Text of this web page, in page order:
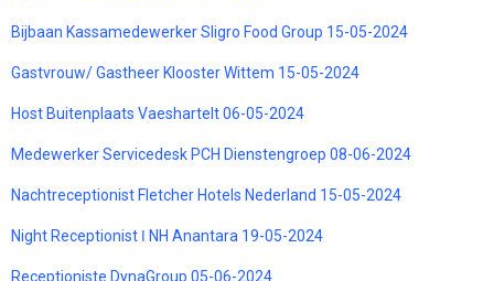
Bijbaan Kassamedewerker Sligro Food Group 15-05-2024
Gastvrouw/ Gastheer Klooster Wittem 15-05-2024
Host Buitenplaats Vaeshartelt 06-05-2024
Medewerker Servicedesk PCH Dienstengroep 08-06-2024
Nachtreceptionist Fletcher Hotels Nederland 15-05-2024
Night Receptionist ǀ NH Anantara 19-05-2024
Receptioniste DynaGroup 05-06-2024